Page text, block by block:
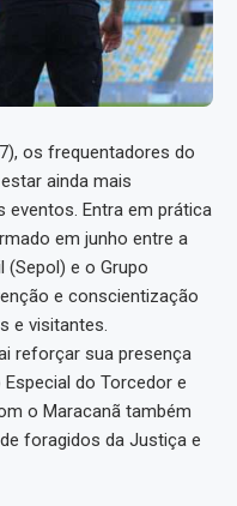
os frequentadores do
ainda mais
eventos. Entra em prática
em junho entre a
(Sepol) e o Grupo
e conscientização
e visitantes.
reforçar sua presença
do Torcedor e
o Maracanã também
foragidos da Justiça e